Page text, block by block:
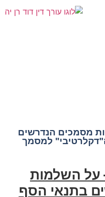
מסמכים הנדרשים
למסמך
על השלמות
בתנאי הסף